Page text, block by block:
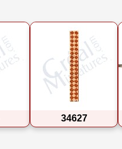
34627